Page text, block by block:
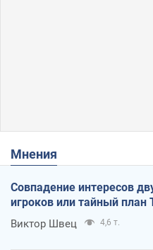
Мнения
Совпадение интересов
игроков или тайный план
Виктор Швец 4,6 т.